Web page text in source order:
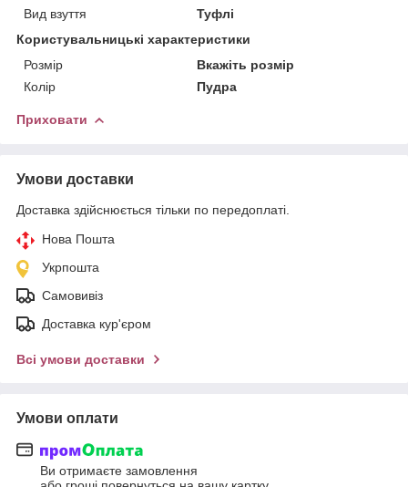
Вид взуття
Туфлі
Користувальницькі характеристики
Розмір
Вкажіть розмір
Колір
Пудра
Приховати
Умови доставки
Доставка здійснюється тільки по передоплаті.
Нова Пошта
Укрпошта
Самовивіз
Доставка кур'єром
Всі умови доставки
Умови оплати
Ви отримаєте замовлення